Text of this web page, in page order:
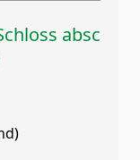
absc